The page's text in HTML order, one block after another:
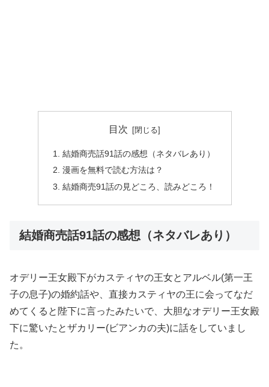
目次
結婚商売話91話の感想（ネタバレあり）
漫画を無料で読む方法は？
結婚商売91話の見どころ、読みどころ！
結婚商売話91話の感想（ネタバレあり）
オデリー王女殿下がカスティヤの王女とアルベル(第一王
子の息子)の婚約話や、直接カスティヤの王に会ってなだ
めてくると陛下に言ったみたいで、大胆なオデリー王女殿
下に驚いたとザカリー(ビアンカの夫)に話をしていまし
た。